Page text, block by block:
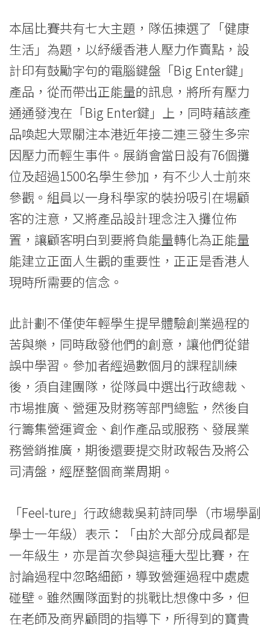
䦕
組）」
及
「最
佳
滙
報
獎
（公
䦕
學
院
消
息
國
際
學
院
香
本屆比賽共有七大主題，隊伍揀選了「健康
生活」為題，以紓緩香港人壓力作賣點，設
計印有鼓勵字句的電腦鍵盤「Big Enter鍵」
產品，從而帶出正能量的訊息，將所有壓力
通通發洩在「Big Enter鍵」上，同時藉該產
品喚起大眾關注本港近年接二連三發生多宗
因壓力而輕生事件。展銷會當日設有76個攤
位及超過1500名學生參加，有不少人士前來
參觀。組員以一身科學家的裝扮吸引在場顧
客的注意，又將產品設計理念注入攤位佈
置，讓顧客明白到要將負能量轉化為正能量
能建立正面人生觀的重要性，正正是香港人
現時所需要的信念。
此計劃不僅使年輕學生提早體驗創業過程的
苦與樂，同時啟發他們的創意，讓他們從錯
誤中學習。參加者經過數個月的課程訓練
後，須自建團隊，從隊員中選出行政總裁、
市場推廣、營運及財務等部門總監，然後自
行籌集營運資金、創作產品或服務、發展業
務營銷推廣，期後還要提交財政報告及將公
司清盤，經歷整個商業周期。
「Feel-ture」行政總裁吳莉詩同學（市場學副
學士一年級）表示：「由於大部分成員都是
一年級生，亦是首次參與這種大型比賽，在
討論過程中忽略細節，導致營運過程中處處
碰壁。雖然團隊面對的挑戰比想像中多，但
在老師及商界顧問的指導下，所得到的寶貴